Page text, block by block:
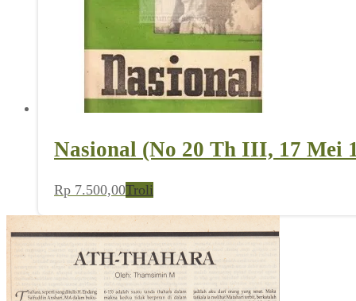
Nasional (No 20 Th III, 17 Mei
Rp 7.500,00Troli